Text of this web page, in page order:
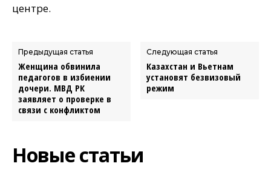
центре.
Предыдущая статья
Женщина обвинила
педагогов в избиении
дочери. МВД РК
заявляет о проверке в
связи с конфликтом
Следующая статья
Казахстан и Вьетнам
установят безвизовый
режим
Новые статьи